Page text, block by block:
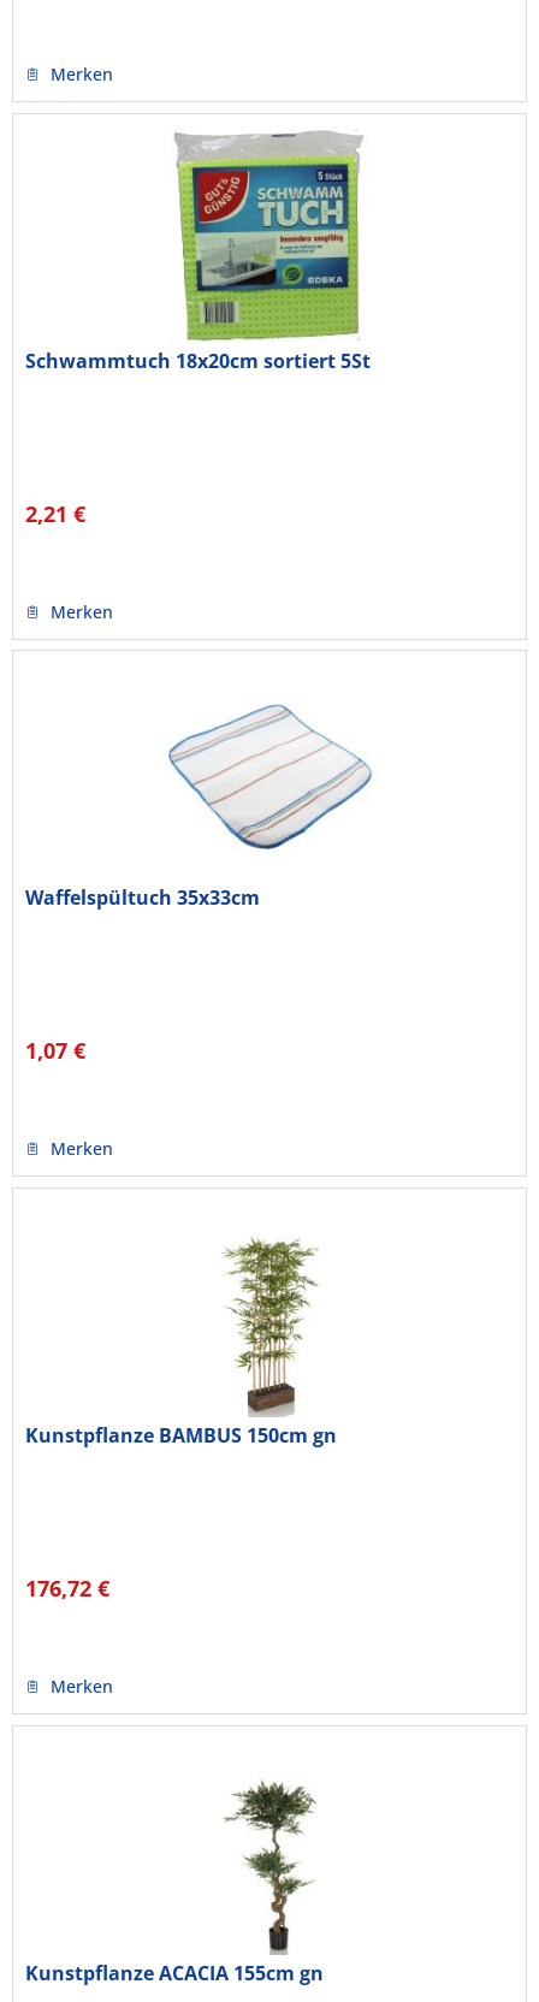
Merken
Schwammtuch 18x20cm sortiert 5St
2,21 €
Merken
Waffelspültuch 35x33cm
1,07 €
Merken
Kunstpflanze BAMBUS 150cm gn
176,72 €
Merken
Kunstpflanze ACACIA 155cm gn